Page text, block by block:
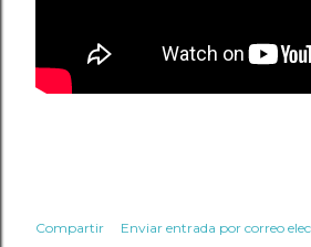
Compartir
Enviar entrada por correo